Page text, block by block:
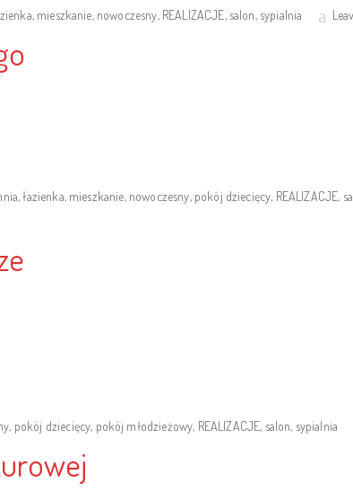
, mieszkanie, nowoczesny, REALIZACJE, salon, sypialnia
,łazienka, mieszkanie, nowoczesny, pokój dziecięcy, REALIZACJE,
, pokój dziecięcy, pokój młodzieżowy, REALIZACJE, salon, sypialnia